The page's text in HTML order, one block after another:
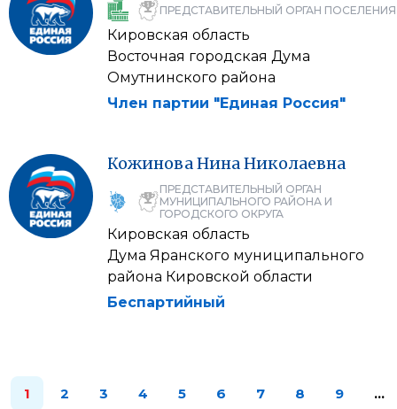
ПРЕДСТАВИТЕЛЬНЫЙ ОРГАН ПОСЕЛЕНИЯ
Кировская область
Восточная городская Дума
Омутнинского района
Член партии "Единая Россия"
КожиноваНинаНиколаевна
ПРЕДСТАВИТЕЛЬНЫЙ ОРГАН
МУНИЦИПАЛЬНОГО РАЙОНА И
ГОРОДСКОГО ОКРУГА
Кировская область
Дума Яранского муниципального
района Кировской области
Беспартийный
1 2 3 4 5 6 7 8 9
…